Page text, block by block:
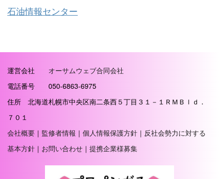
石油情報センター
運営会社 オーサムウェブ合同会社
電話番号 050-6863-6975
住所 北海道札幌市中央区南二条西５丁目３１－１ＲＭＢｌｄ．
７０１
会社概要 ｜ 監修者情報 ｜ 個人情報保護方針 ｜ 反社会勢力に対する
基本方針 ｜ お問い合わせ ｜ 提携企業様募集